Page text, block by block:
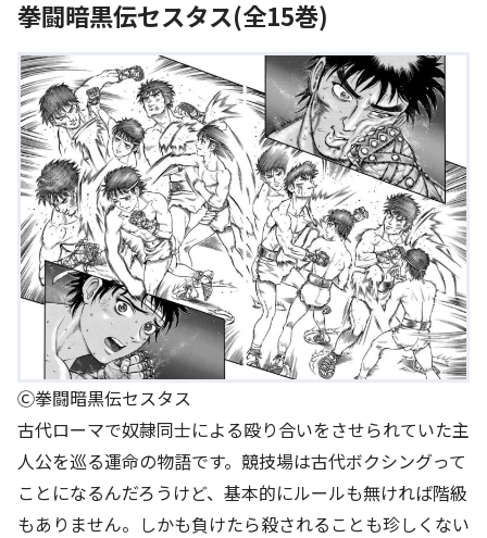
拳闘暗黒伝セスタス(全15巻)
Ⓒ拳闘暗黒伝セスタス
古代ローマで奴隷同士による殴り合いをさせられていた主
人公を巡る運命の物語です。競技場は古代ボクシングって
ことになるんだろうけど、基本的にルールも無ければ階級
もありません。しかも負けたら殺されることも珍しくない